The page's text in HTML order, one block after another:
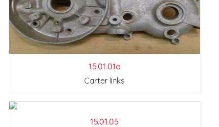
15.01.01a
Carter links
15.01.05